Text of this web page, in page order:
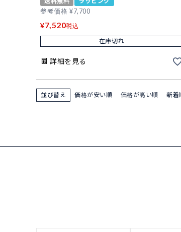
参考価格 ¥7,700
¥7,520税込
在庫切れ
詳細を見る
並び替え 価格が安い順 価格が高い順 新着